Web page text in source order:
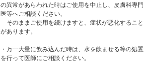
の異常があらわれた時はご使用を中止し、皮膚科専門
医等へご相談ください。
そのままご使用を続けますと、症状が悪化すること
があります。
・万一大量に飲み込んだ時は、水を飲ませる等の処置
を行って医師にご相談ください。